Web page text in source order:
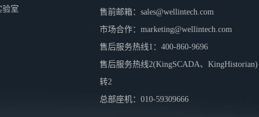
验室
售前邮箱：sales@wellintech.com
市场合作：marketing@wellintech.com
售后服务热线1：400-860-9696
售后服务热线2(KingSCADA、KingHistorian)
转2
总部座机：010-59309666